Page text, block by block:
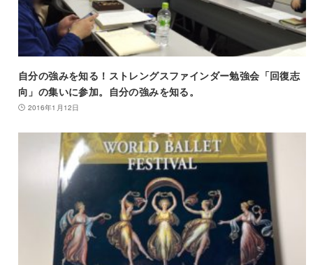
自分の強みを知る！ストレングスファインダー勉強会「回復志
向」の集いに参加。自分の強みを知る。
2016年1月12日